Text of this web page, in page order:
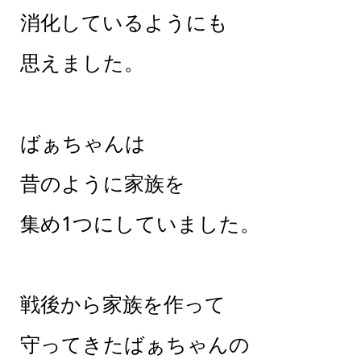
消化しているようにも
思えました。
ばぁちゃんは
昔のように家族を
集め1つにしていました。
戦後から家族を作って
守ってきたばぁちゃんの